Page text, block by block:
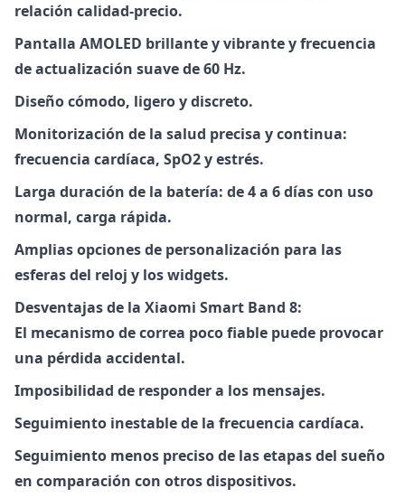
relación calidad-precio.
Pantalla AMOLED brillante y vibrante y frecuencia
de actualización suave de 60 Hz.
Diseño cómodo, ligero y discreto.
Monitorización de la salud precisa y continua:
frecuencia cardíaca, SpO2 y estrés.
Larga duración de la batería: de 4 a 6 días con uso
normal, carga rápida.
Amplias opciones de personalización para las
esferas del reloj y los widgets.
Desventajas de la Xiaomi Smart Band 8:
El mecanismo de correa poco fiable puede provocar
una pérdida accidental.
Imposibilidad de responder a los mensajes.
Seguimiento inestable de la frecuencia cardíaca.
Seguimiento menos preciso de las etapas del sueño
en comparación con otros dispositivos.